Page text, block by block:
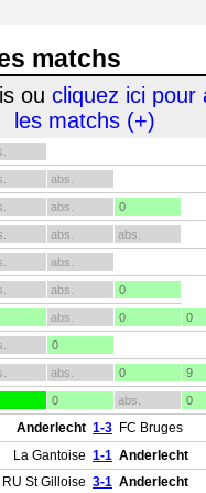
matchs
ou cliquez ici pour
les matchs (+)
abs.
abs. 0
abs. abs.
abs.
abs. 0
abs. 0 0
0
abs. 0 9
0 abs. 0
Anderlecht 1-3 FC Bruges
La Gantoise 1-1 Anderlecht
RU St Gilloise 3-1 Anderlecht